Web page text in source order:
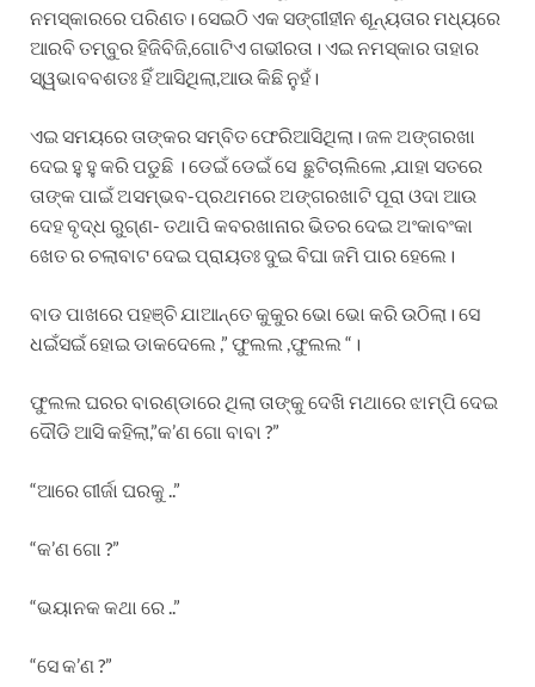
ନମସ୍କାରରେ ପରିଣତ। ସେଇଠି ଏକ ସଙ୍ଗୀହୀନ ଶୂନ୍ୟତାର ମଧ୍ୟରେ
ଆରବି ତମ୍ବୁର ହିଜିବିଜି,ଗୋଟିଏ ଗଭୀରତା। ଏଇ ନମସ୍କାର ତାହାର
ସ୍ୱଭାବବଶତଃ ହିଁ ଆସିଥିଲା,ଆଉ କିଛି ନୁହଁ।
ଏଇ ସମୟରେ ତାଙ୍କର ସମ୍ବିତ ଫେରିଆସିଥିଲା। ଜଳ ଅଙ୍ଗରଖା
ଦେଇ ହୁ ହୁ କରି ପଡୁଛି । ଡେଇଁ ଡେଇଁ ସେ ଛୁଟିଚାଲିଲେ ,ଯାହା ସତରେ
ତାଙ୍କ ପାଇଁ ଅସମ୍ଭବ-ପ୍ରଥମରେ ଅଙ୍ଗରଖାଟି ପୂରା ଓଦା ଆଉ
ଦେହ ବୃଦ୍ଧ ରୁଗ୍ଣ- ତଥାପି କବରଖାନାର ଭିତର ଦେଇ ଅଂକାବଂକା
ଖେତ ର ଚଲାବାଟ ଦେଇ ପ୍ରାୟତଃ ଦୁଇ ବିଘା ଜମି ପାର ହେଲେ।
ବାଡ ପାଖରେ ପହଞ୍ଚି ଯାଆନ୍ତେ କୁକୁର ଭୋ ଭୋ କରି ଉଠିଲା। ସେ
ଧଇଁସଇଁ ହୋଇ ଡାକଦେଲେ ,” ଫୁଲଲ ,ଫୁଲଲ “।
ଫୁଲଲ ଘରର ବାରଣ୍ଡାରେ ଥିଲା ତାଙ୍କୁ ଦେଖି ମଥାରେ ଝାମ୍ପି ଦେଇ
ଦୌଡି ଆସି କହିଲା,”କ’ଣ ଗୋ ବାବା ?”
“ଆରେ ଗୀର୍ଜା ଘରକୁ ..”
“କ’ଣ ଗୋ ?”
“ଭୟାନକ କଥା ରେ ..”
“ସେ କ’ଣ ?”